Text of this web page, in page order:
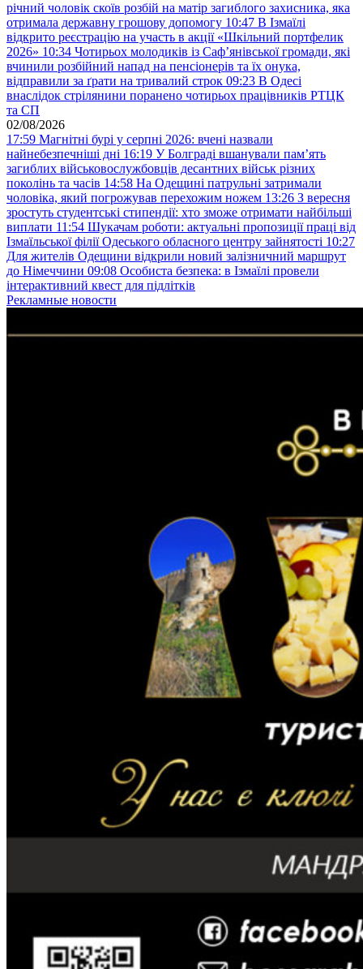
річний чоловік скоїв розбій на матір загиблого захисника, яка
отримала державну грошову допомогу 10:47 В Ізмаїлі
відкрито реєстрацію на участь в акції «Шкільний портфелик
2026» 10:34 Чотирьох молодиків із Саф’янівської громади, які
вчинили розбійний напад на пенсіонерів та їх онука,
відправили за ґрати на тривалий строк 09:23 В Одесі
внаслідок стрілянини поранено чотирьох працівників РТЦК
та СП
02/08/2026
17:59 Магнітні бурі у серпні 2026: вчені назвали
найнебезпечніші дні 16:19 У Болграді вшанували пам’ять
загиблих військовослужбовців десантних військ різних
поколінь та часів 14:58 На Одещині патрульні затримали
чоловіка, який погрожував перехожим ножем 13:26 З вересня
зростуть студентські стипендії: хто зможе отримати найбільші
виплати 11:54 Шукачам роботи: актуальні пропозиції праці від
Ізмаїльської філії Одеського обласного центру зайнятості 10:27
Для жителів Одещини відкрили новий залізничний маршрут
до Німеччини 09:08 Особиста безпека: в Ізмаїлі провели
інтерактивний квест для підлітків
Рекламные новости